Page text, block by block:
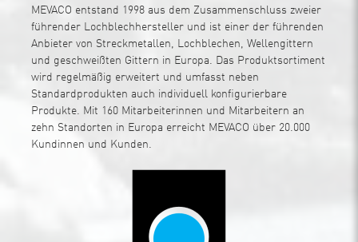
MEVACO entstand 1998 aus dem Zusammenschluss zweier
führender Lochblechhersteller und ist einer der führenden
Anbieter von Streckmetallen, Lochblechen, Wellengittern
und geschweißten Gittern in Europa. Das Produktsortiment
wird regelmäßig erweitert und umfasst neben
Standardprodukten auch individuell konfigurierbare
Produkte. Mit 160 Mitarbeiterinnen und Mitarbeitern an
zehn Standorten in Europa erreicht MEVACO über 20.000
Kundinnen und Kunden.